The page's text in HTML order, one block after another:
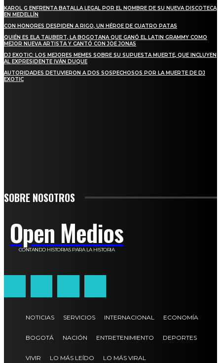
KAROL G ENFRENTA BATALLA LEGAL POR EL NOMBRE DE SU NUEVA DISCOTECA
EN MEDELLÍN
CON HONORES DESPIDEN A RIGO, UN HÉROE DE CUATRO PATAS
QUIÉN ES ELA TAUBERT, LA BOGOTANA QUE GANÓ EL LATIN GRAMMY COMO
MEJOR NUEVA ARTISTA Y CANTÓ CON JOE JONAS
DJ EXOTIC: LOS MEJORES MEMES SOBRE SU SUPUESTA MUERTE, QUE INCLUYEN
AL EXPRESIDENTE IVÁN DUQUE
AUTORIDADES DETUVIERON A DOS SOSPECHOSOS POR LA MUERTE DE DJ
EXOTIC
SOBRE NOSOTROS
Open Medios
CONTANDO HISTORIAS PARA LA HISTORIA
NOTICIAS SERVICIOS INTERNACIONAL ECONOMÍA
BOGOTÁ NACIÓN ENTRETENIMIENTO DEPORTES
VIVIR LO MÁS LEÍDO LO MÁS VIRAL